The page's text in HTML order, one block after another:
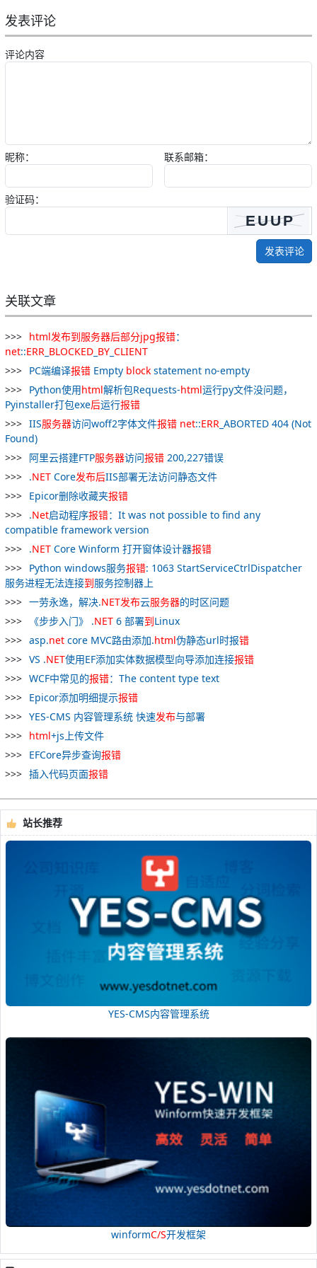
发表评论
评论内容
昵称： 联系邮箱：
验证码：
发表评论
关联文章
html发布到服务器后部分jpg报错：
net::ERR BLOCKED BY CLIENT
PC端编译报错 Empty block statement no-empty
Python使用html解析包Requests-html运行py文件没问题，
Pyinstaller打包exe后运行报错
IIS服务器访问woff2字体文件报错 net::ERR _ABORTED 404 (Not
Found)
阿里云搭建FTP服务器访问报错 200,227错误
.NET Core发布后IIS部署无法访问静态文件
Epicor删除收藏夹报错
.Net启动程序报错：It was not possible to find any
compatible framework version
.NET Core Winform 打开窗体设计器报错
Python windows服务报错: 1063 StartServiceCtrlDispatcher
服务进程无法连接到服务控制器上
一劳永逸，解决.NET发布云服务器的时区问题
《步步入门》 .NET 6 部署到Linux
asp.net core MVC路由添加.html伪静态url时报错
VS .NET使用EF添加实体数据模型向导添加连接报错
WCF中常见的报错：The content type text
Epicor添加明细提示报错
YES-CMS 内容管理系统 快速发布与部署
html+js上传文件
EFCore异步查询报错
插入代码页面报错
站长推荐
YES-CMS内容管理系统
winformC/S开发框架